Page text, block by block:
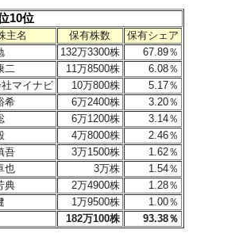
10位
主名 保有株数
保有シェア
132万3300株
67.89％
二 11万8500株
6.08％
マイナビ 10万800株
5.17％
希 6万2400株
3.20％
6万1200株
3.14％
4万8000株
2.46％
吾 3万1500株
1.62％
也 3万株
1.54％
典 2万4900株
1.28％
1万9500株
1.00％
182万100株 93.38％